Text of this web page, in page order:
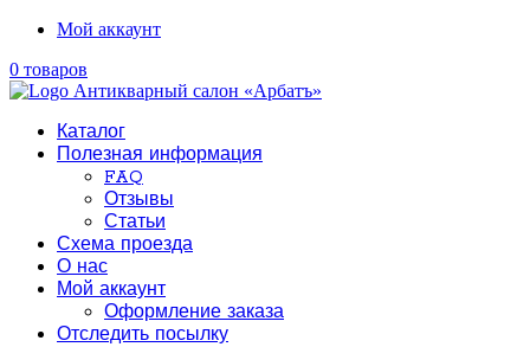
Мой аккаунт
0 товаров
Каталог
Полезная информация
FAQ
Отзывы
Статьи
Схема проезда
О нас
Мой аккаунт
Оформление заказа
Отследить посылку